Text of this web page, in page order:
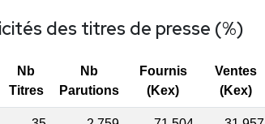
des titres de presse (%)
Nb
Titres
Nb
Parutions
Fournis
(Kex)
Ventes
(Kex)